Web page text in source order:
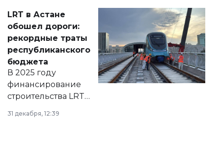
документ
появился в базе
нормативных
правовых актов и
на сайте маслихат
города.
LRT в Астане
обошел дороги:
рекордные траты
республиканского
бюджета
В 2025 году
финансирование
строительства LRT
в Астане из
республиканского
31 декабря, 12:39